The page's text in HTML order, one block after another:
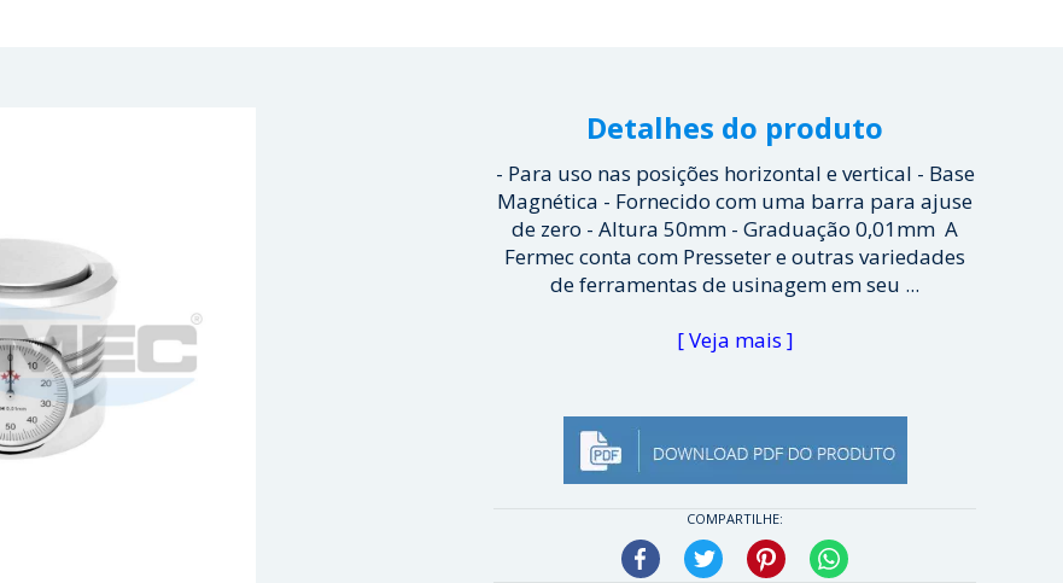
Detalhes do produto
- Para uso nas posições horizontal e vertical - Base
Magnética - Fornecido com uma barra para ajuse
de zero - Altura 50mm - Graduação 0,01mm A
Fermec conta com Presseter e outras variedades
de ferramentas de usinagem em seu ...
[ Veja mais ]
COMPARTILHE:
Facebook Twitter Pinterest